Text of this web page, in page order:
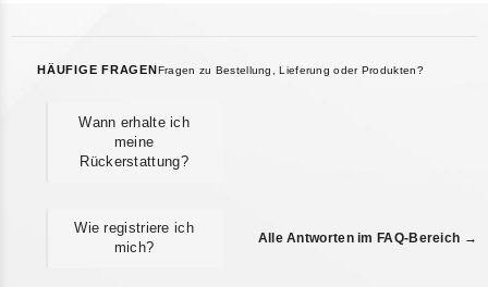
HÄUFIGE FRAGEN Fragen zu Bestellung, Lieferung oder Produkten?
Wann erhalte ich
meine
Rückerstattung?
Wie registriere ich
mich?
Alle Antworten im FAQ-Bereich →